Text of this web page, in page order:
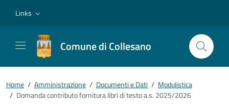
Links
Comune di Collesano
Home / Amministrazione / Documenti e Dati / Modulistica
/ Domanda contributo fornitura libri di testo a.s. 2025/2026